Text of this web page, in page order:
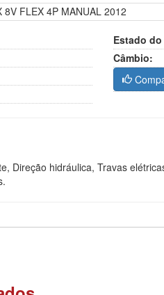
Estado
Câmbio:
Direção hidráulica, Travas